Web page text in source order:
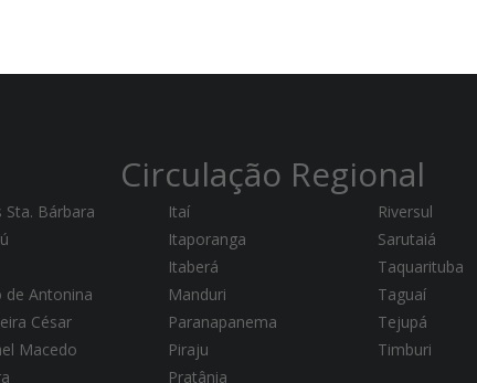
Circulação Regional
Sta. Bárbara
de Antonina
César
Macedo
Itaí
Itaporanga
Itaberá
Manduri
Paranapanema
Piraju
Pratânia
Riversul
Sarutaiá
Taquarituba
Taguaí
Tejupá
Timburi